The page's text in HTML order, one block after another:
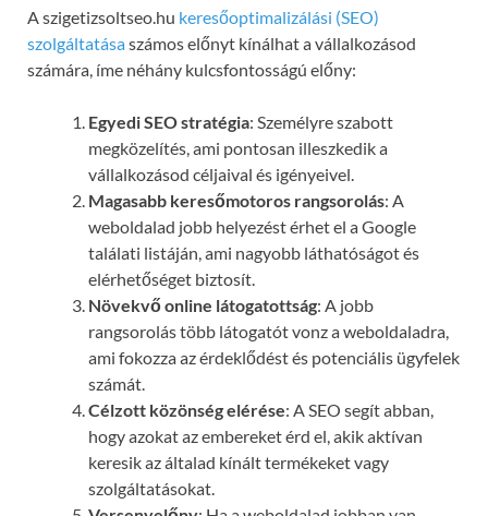
A szigetizsoltseo.hu keresőoptimalizálási (SEO)
szolgáltatásaszámos előnyt kínálhat a vállalkozásod
számára, íme néhány kulcsfontosságú előny:
Egyedi SEO stratégia: Személyre szabott
megközelítés, ami pontosan illeszkedik a
vállalkozásod céljaival és igényeivel.
Magasabb keresőmotoros rangsorolás: A
weboldalad jobb helyezést érhet el a Google
találati listáján, ami nagyobb láthatóságot és
elérhetőséget biztosít.
Növekvő online látogatottság: A jobb
rangsorolás több látogatót vonz a weboldaladra,
ami fokozza az érdeklődést és potenciális ügyfelek
számát.
Célzott közönség elérése: A SEO segít abban,
hogy azokat az embereket érd el, akik aktívan
keresik az általad kínált termékeket vagy
szolgáltatásokat.